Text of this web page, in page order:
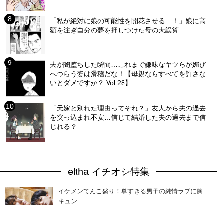
「私が絶対に娘の可能性を開花させる…！」娘に高
額を注ぎ自分の夢を押しつけた母の大誤算
夫が闇堕ちした瞬間…これまで嫌味なヤツらが媚び
へつらう姿は滑稽だな！【母親ならすべてを許さな
いとダメですか？ Vol.28】
「元嫁と別れた理由ってそれ？」友人から夫の過去
を突っ込まれ不安…信じて結婚した夫の過去まで信
じれる？
eltha イチオシ特集
イケメンてんこ盛り！尊すぎる男子の純情ラブに胸
キュン